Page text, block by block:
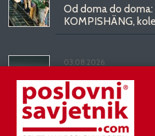
Od doma do
KOMPISHÄNG,
03.08.2026.
Kineski BYD
Mercedesove S-
kilometara